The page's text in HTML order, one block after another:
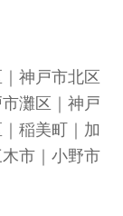
神戸市北区
灘区
神戸
｜稲美町｜加
市｜小野市